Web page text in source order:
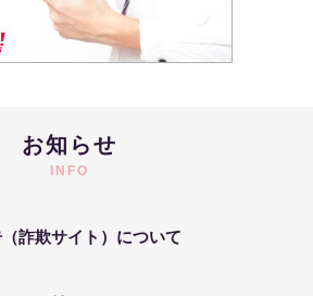
お知らせ
INFO
（詐欺サイト）について